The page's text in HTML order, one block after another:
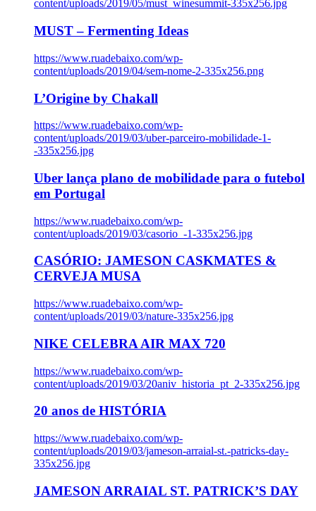
content/uploads/2019/05/must_winesummit-335x256.jpg
MUST – Fermenting Ideas
https://www.ruadebaixo.com/wp-
content/uploads/2019/04/sem-nome-2-335x256.png
L’Origine by Chakall
https://www.ruadebaixo.com/wp-
content/uploads/2019/03/uber-parceiro-mobilidade-1-
-335x256.jpg
Uber lança plano de mobilidade para o futebol
em Portugal
https://www.ruadebaixo.com/wp-
content/uploads/2019/03/casorio_-1-335x256.jpg
CASÓRIO: JAMESON CASKMATES &
CERVEJA MUSA
https://www.ruadebaixo.com/wp-
content/uploads/2019/03/nature-335x256.jpg
NIKE CELEBRA AIR MAX 720
https://www.ruadebaixo.com/wp-
content/uploads/2019/03/20aniv_historia_pt_2-335x256.jpg
20 anos de HISTÓRIA
https://www.ruadebaixo.com/wp-
content/uploads/2019/03/jameson-arraial-st.-patricks-day-
335x256.jpg
JAMESON ARRAIAL ST. PATRICK’S DAY